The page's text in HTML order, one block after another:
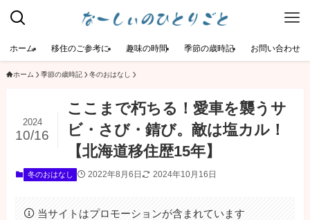
ホーム 移住のご参考に 趣味の時間 季節の歳時記 お問い合わせ
ホーム 季節の歳時記 冬のおはなし
ここまで朽ちる！愛車を襲うサ
ビ・さび・錆び。敵は塩カル！
【北海道移住歴15年】
2024
10/16
冬のおはなし 2022年8月6日 2024年10月16日
当サイトはプロモーションが含まれています